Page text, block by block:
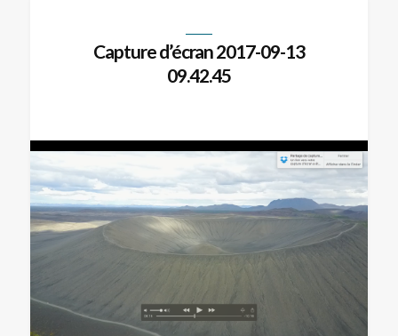
Capture d’écran 2017-09-13
09.42.45